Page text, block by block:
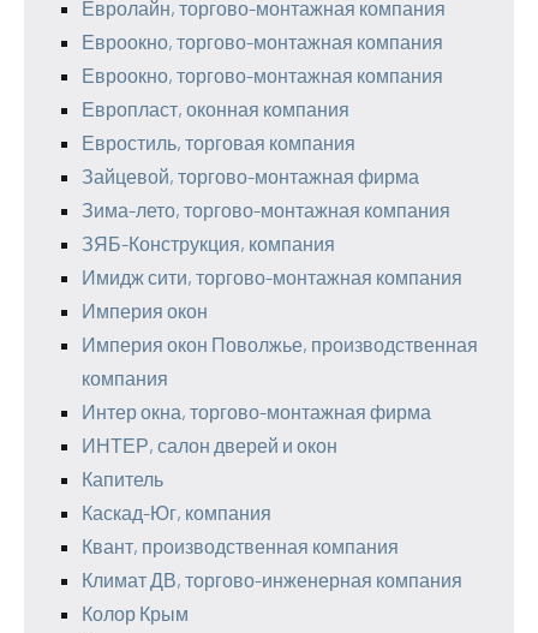
Евролайн, торгово-монтажная компания
Евроокно, торгово-монтажная компания
Евроокно, торгово-монтажная компания
Европласт, оконная компания
Евростиль, торговая компания
Зайцевой, торгово-монтажная фирма
Зима-лето, торгово-монтажная компания
ЗЯБ-Конструкция, компания
Имидж сити, торгово-монтажная компания
Империя окон
Империя окон Поволжье, производственная
компания
Интер окна, торгово-монтажная фирма
ИНТЕР, салон дверей и окон
Капитель
Каскад-Юг, компания
Квант, производственная компания
Климат ДВ, торгово-инженерная компания
Колор Крым